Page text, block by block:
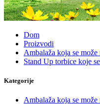
Dom
Proizvodi
Ambalaža koja se
Stand Up torbice koje
Kategorije
Ambalaža koja se